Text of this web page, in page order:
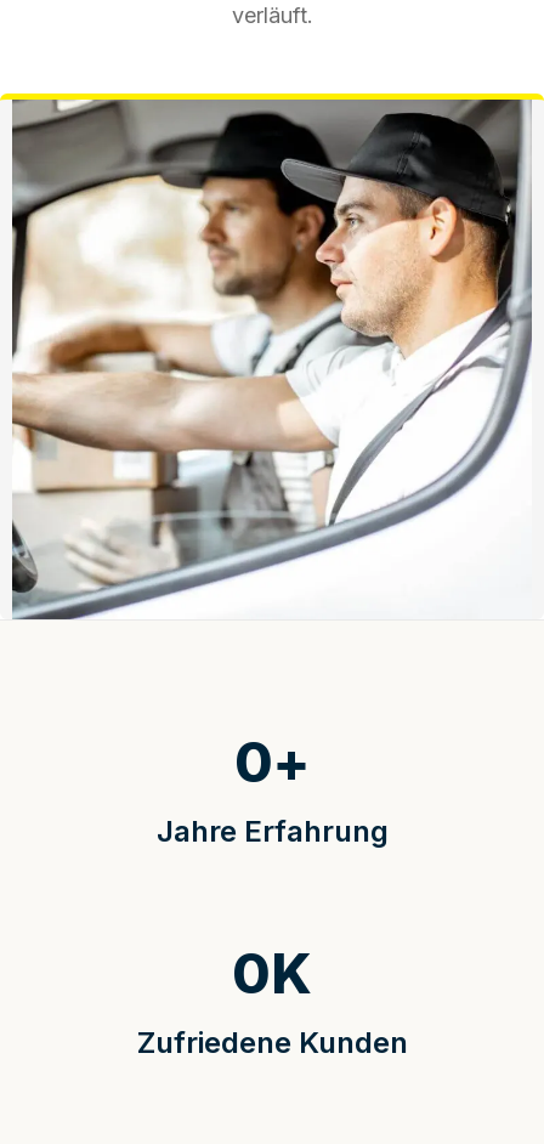
verläuft.
Jahre Erfahrung
0+
Zufriedene Kunden
0K